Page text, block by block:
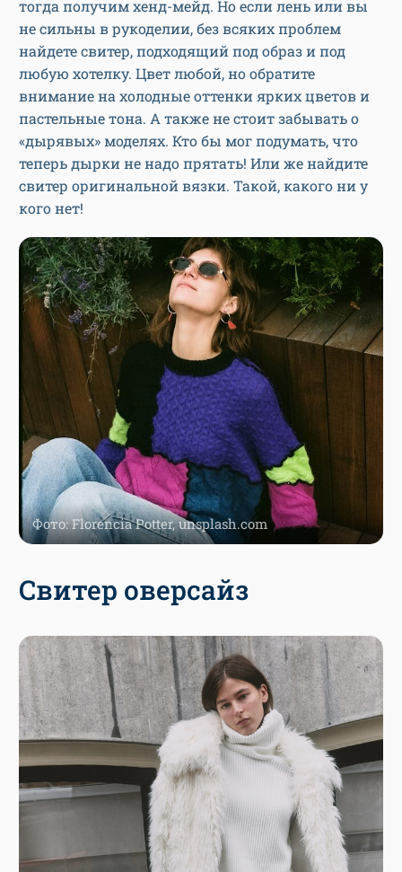
тогда получим хенд-мейд. Но если лень или вы
не сильны в рукоделии, без всяких проблем
найдете свитер, подходящий под образ и под
любую хотелку. Цвет любой, но обратите
внимание на холодные оттенки ярких цветов и
пастельные тона. А также не стоит забывать о
«дырявых» моделях. Кто бы мог подумать, что
теперь дырки не надо прятать! Или же найдите
свитер оригинальной вязки. Такой, какого ни у
кого нет!
Фото: Florencia Potter, unsplash.com
Свитер оверсайз